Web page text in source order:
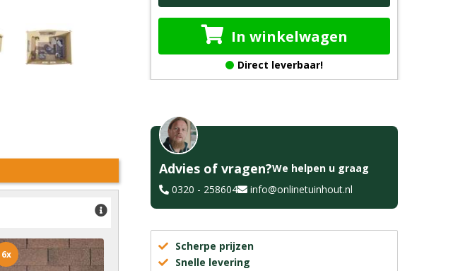
6x
In winkelwagen
Direct leverbaar!
Advies of vragen?We helpen u graag
0320 - 258604
info@onlinetuinhout.nl
Scherpe prijzen
Snelle levering